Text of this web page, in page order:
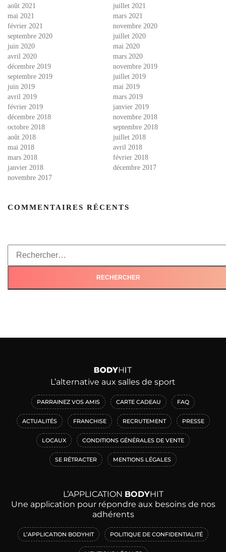
août 2021
juillet 2021
mai 2021
mars 2021
février 2021
novembre 2020
septembre 2020
juillet 2020
juin 2020
mai 2020
avril 2020
mars 2020
décembre 2019
novembre 2019
septembre 2019
juillet 2019
juin 2019
mai 2019
avril 2019
mars 2019
février 2019
janvier 2019
décembre 2018
novembre 2018
octobre 2018
septembre 2018
août 2018
juillet 2018
mai 2018
avril 2018
mars 2018
février 2018
janvier 2018
décembre 2017
novembre 2017
COMMENTAIRES RÉCENTS
L’alternative aux salles de sport
PARRAINEZ VOS AMIS CARTE CADEAU FAQ
ACTUALITÉS FRANCHISE RECRUTEMENT PRESSE
LOCAUX CONDITIONS GÉNÉRALES DE VENTE
SE RÉTRACTER MENTIONS LÉGALES
L’APPLICATION BODYHIT
Une application pour répondre aux besoins de nos
adhérents
L’APPLICATION BODYHIT POLITIQUE DE CONFIDENTIALITÉ